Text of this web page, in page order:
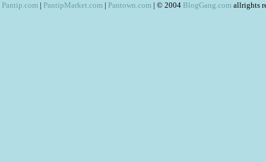
Pantip.com | PantipMarket.com | Pantown.com | © 2004 BlogGang.com allrights